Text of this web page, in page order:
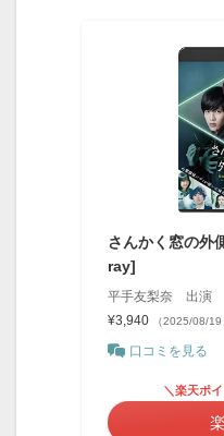
さんかく窓の
ray]
平手友梨奈 出演
¥3,940
（2025/08/
口コミを見る
＼楽天ポ